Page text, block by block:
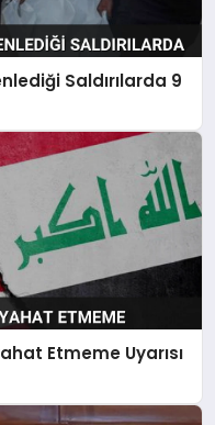
Saldırılarda 9
Etmeme Uyarısı